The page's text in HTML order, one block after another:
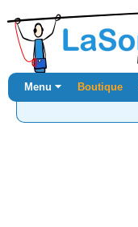
Menu ⏷ Boutique